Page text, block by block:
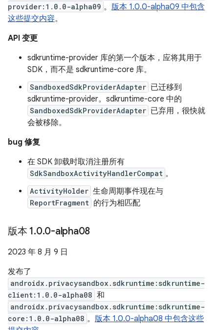
provider:1.0.0-alpha09 。 版本 1.0.0-alpha09 中包含
这些提交内容。
API 变更
sdkruntime-provider 库的第一个版本，应将其用于
SDK，而不是 sdkruntime-core 库。
SandboxedSdkProviderAdapter 已迁移到
sdkruntime-provider。sdkruntime-core 中的
SandboxedSdkProviderAdapter 已弃用，很快就
会被移除。
bug 修复
在 SDK 卸载时取消注册所有
SdkSandboxActivityHandlerCompat 。
ActivityHolder 生命周期事件现在与
ReportFragment 的行为相匹配
版本 1.0.0-alpha08
2023 年 8 月 9 日
发布了
androidx.privacysandbox.sdkruntime:sdkruntime-
client:1.0.0-alpha08 和
androidx.privacysandbox.sdkruntime:sdkruntime-
core:1.0.0-alpha08 。 版本 1.0.0-alpha08 中包含这些